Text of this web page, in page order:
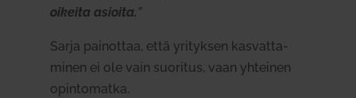
oikeita asioita. ”
Sarja pai­nottaa, että yri­tyksen kas­vat­ta­
minen ei ole vain suo­ritus, vaan yhteinen
opin­to­matka.